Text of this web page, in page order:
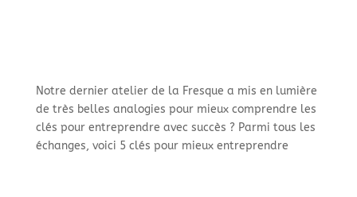
Notre dernier atelier de la Fresque a mis en lumière
de très belles analogies pour mieux comprendre les
clés pour entreprendre avec succès ? Parmi tous les
échanges, voici 5 clés pour mieux entreprendre